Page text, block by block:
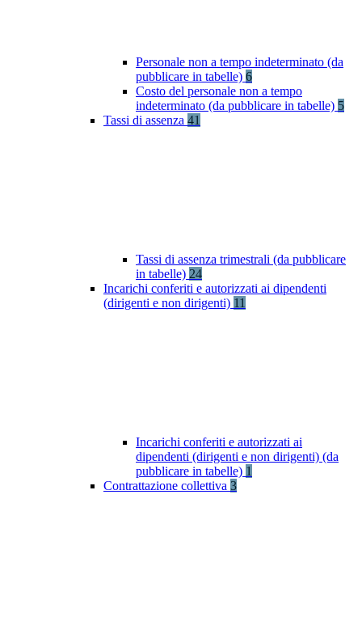
Personale non a tempo indeterminato (da
pubblicare in tabelle) 6
Costo del personale non a tempo
indeterminato (da pubblicare in tabelle) 5
Tassi di assenza 41
Tassi di assenza trimestrali (da pubblicare
in tabelle) 24
Incarichi conferiti e autorizzati ai dipendenti
(dirigenti e non dirigenti) 11
Incarichi conferiti e autorizzati ai
dipendenti (dirigenti e non dirigenti) (da
pubblicare in tabelle) 1
Contrattazione collettiva 3